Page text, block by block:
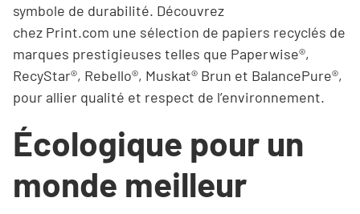
symbole de durabilité. Découvrez
chez Print.com une sélection de papiers recyclés de
marques prestigieuses telles que Paperwise®,
RecyStar®, Rebello®, Muskat® Brun et BalancePure®,
pour allier qualité et respect de l’environnement.
Écologique pour un
monde meilleur